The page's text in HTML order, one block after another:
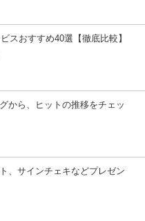
スおすすめ40選【徹底比較】
から、ヒットの推移をチェッ
、サインチェキなどプレゼン